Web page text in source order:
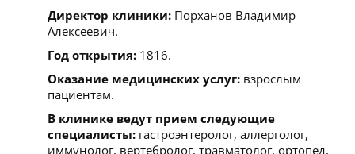
Директор клиники: Порханов Владимир
Алексеевич.
Год открытия: 1816.
Оказание медицинских услуг: взрослым
пациентам.
В клинике ведут прием следующие
специалисты: гастроэнтеролог, аллерголог,
иммунолог, вертебролог, травматолог, ортопед,